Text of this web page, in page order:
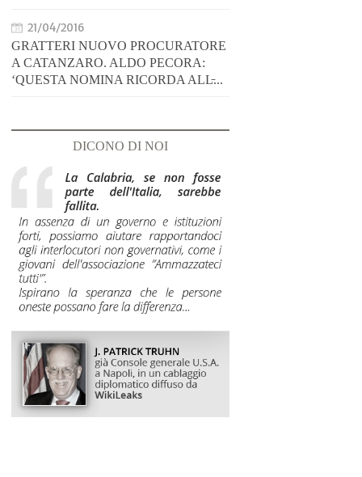
21/04/2016
GRATTERI NUOVO PROCURATORE
A CATANZARO. ALDO PECORA:
‘QUESTA NOMINA RICORDA ALL̵...
DICONO DI NOI